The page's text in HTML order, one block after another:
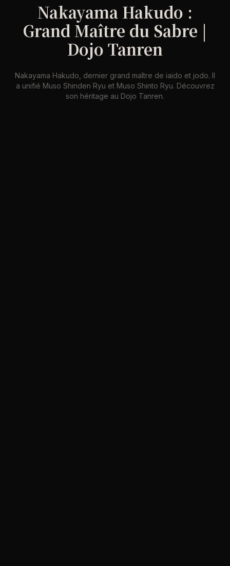
Nakayama Hakudo :
Grand Maître du Sabre |
Dojo Tanren
Nakayama Hakudo, dernier grand maître de iaido et jodo. Il
a unifié Muso Shinden Ryu et Muso Shinto Ryu. Découvrez
son héritage au Dojo Tanren.